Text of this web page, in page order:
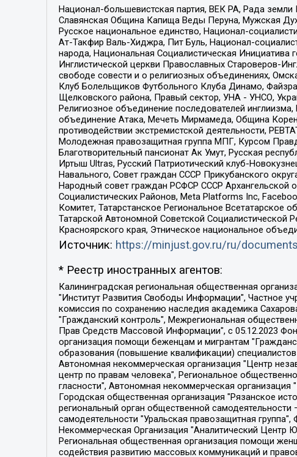
Национал-большевистская партия, ВЕК РА, Рада
Славянская Община Капища Веды Перуна, Мужская
Русское национальное единство, Национал-
Ат-Такфир Валь-Хиджра, Пит Буль, Национал-
народа, Национальная Социалистическая
Инглистической церкви Православных Староверов-
свободе совести и о религиозных объединениях,
Клуб Болельщиков Футбольного Клуба Динамо,
Щелковского района, Правый сектор, УНА - УНСО,
Религиозное объединение последователей
объединение Атака, Мечеть Мирмамеда, Община
противодействии экстремистской деятельности,
Молодежная правозащитная группа МПГ, Курсом
Благотворительный пансионат Ак Умут, Русская
Иртыш Ultras, Русский Патриотический клуб-
Навального, Совет граждан СССР Прикубанского
Народный совет граждан РСФСР СССР Архангельской
Социалистических Районов, Meta Platforms Inc,
Комитет, Татарстанское Региональное
Татарской Автономной Советской Социалистической
Красноярского края, Этническое национальное
Источник: https://minjust.gov.ru/ru/
* Реестр иностранных агентов:
Калининградская региональная общественная организация "Экозащита!-Женсовет", Фонд содействия защите прав и свобод граждан "Общественный вердикт", Фонд "Институт Развития Свободы Информации", Частное учреждение "Информационное агентство МЕМО. РУ", Региональная общественная организация "Общественная комиссия по сохранению наследия академика Сахарова", Фонд поддержки свободы прессы, Санкт-Петербургская общественная правозащитная организация "Гражданский контроль", Межрегиональная общественная организация "Информационно-просветительский центр "Мемориал", Региональный Фонд "Центр Защиты Прав Средств Массовой Информации", с 05.12.2023 Фонд "Центр Защиты Прав Средств массовой информации", Региональная общественная благотворительная организация помощи беженцам и мигрантам "Гражданское содействие", Негосударственное образовательное учреждение дополнительного профессионального образования (повышение квалификации) специалистов "АКАДЕМИЯ ПО ПРАВАМ ЧЕЛОВЕКА", Свердловская региональная общественная организация "Сутяжник", Автономная некоммерческая организация "Центр независимых социологических исследований", Союз общественных объединений "Российский исследовательский центр по правам человека", Региональное общественное учреждение научно-информационный центр "МЕМОРИАЛ", Некоммерческая организация "Фонд защиты гласности", Автономная некоммерческая организация "Институт прав человека", Городская общественная организация "Екатеринбургское общество "МЕМОРИАЛ", Городская общественная организация "Рязанское историко-просветительское и правозащитное общество "Мемориал" (Рязанский Мемориал), Челябинский региональный орган общественной самодеятельности – женское общественное объединение "Женщины Евразии", Челябинский региональный орган общественной самодеятельности "Уральская правозащитная группа", Фонд содействия защите здоровья и социальной справедливости имени Андрея Рылькова, Автономная Некоммерческая Организация "Аналитический Центр Юрия Левады", Автономная некоммерческая организация социальной поддержки населения "Проект Апрель", Региональная общественная организация помощи женщинам и детям, находящимся в кризисной ситуации "Информационно-методический центр "Анна", Фонд содействия развитию массовых коммуникаций и правовому просвещению "Так-так-Так", Фонд содействия устойчивому развитию "Серебряная тайга", Свердловский региональный общественный фонд социальных проектов "Новое время", "Idel.Реалии", Кавказ.Реалии, Крым.Реалии, Телеканал Настоящее Время, Татаро-башкирская служба Радио Свобода (Azatliq Radiosi), Радио Свободная Европа/Радио Свобода (PCE/PC), "Сибирь.Реалии", "Фактограф", Благотворительный фонд помощи осужденным и их семьям, Автономная некоммерческая организация "Институт глобализации и социальных движений", Фонд "В защиту прав заключенных", Частное учреждение "Центр поддержки и содействия развитию средств массовой информации", Пензенский региональный общественный благотворительный фонд "Гражданский союз", "Север.Реалии", Некоммерческая организация Фонд "Правовая инициатива", Общество с ограниченной ответственностью "Радио Свободная Европа/Радио Свобода", Чешское информационное агентство "MEDIUM-ORIENT", Красноярская региональная общественная организация "Мы против СПИДа",